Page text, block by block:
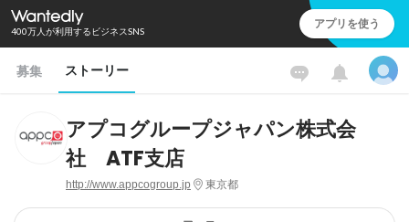
400万人が利用するビジネスSNS アプリを使う
募集 ストーリー
アプコグループジャパン株式会
社 ATF支店
http://www.appcogroup.jp 東京都